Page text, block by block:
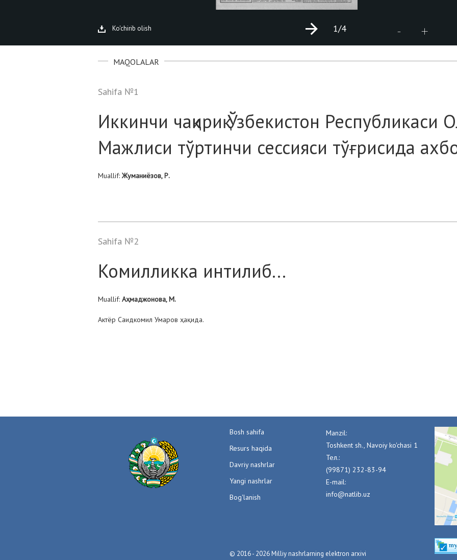
Ko'chirib olish - +
1/4
MAQOLALAR
Sahifa №1
Иккинчи чақириқ Ўзбекистон Республикаси
Мажлиси тўртинчи сессияси тўғрисида
Muallif:Жуманиёзов, Р.
Sahifa №2
Комилликка интилиб...
Muallif: Аҳмаджонова, М.
Актёр Саидкомил Умаров ҳақида.
Bosh sahifa
Resurs haqida
Davriy nashrlar
Yangi nashrlar
Bog'lanish
Manzil:
Toshkent sh., Navoiy ko'chasi 1
Тел.:
(99871) 232-83-94
E-mail:
info@natlib.uz
© 2016 - 2026 Milliy nashrlarning elektron arxivi